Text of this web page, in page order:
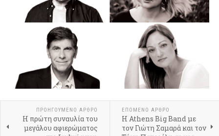
ΠΡΟΗΓΟΎΜΕΝΟ ΆΡΘΡΟ
Η πρώτη συναυλία του
μεγάλου αφιερώματος
ΕΠΌΜΕΝΟ ΆΡΘΡΟ
Η Athens Big Band με
τον Γιώτη Σαμαρά και τον